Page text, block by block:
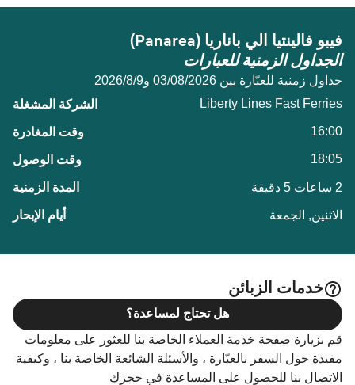
فيبو فالينتيا الي باناريا (Panarea)
الجداول الزمنية للعبارات
جداول زمنية للعبّارة بين 03/08/2026 و9‏/8‏/2026
Liberty Lines Fast Ferries
16:00
18:05
2 ساعات 5 دقيقة
الاثنين, الجمعة
خدمات الزبائن
قم بزيارة صفحة خدمة العملاء الخاصة بنا للعثور على معلومات
مفيدة حول السفر بالعبّارة ، والأسئلة الشائعة الخاصة بنا ، وكيفية
الاتصال بنا للحصول على المساعدة في حجزك
هل تحتاج لمساعدة؟